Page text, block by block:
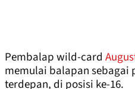
Pembalap wild-card
memulai balapan sebagai
terdepan, di posisi ke-16.